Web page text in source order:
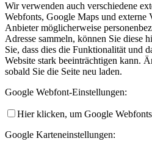
Wir verwenden auch verschiedene
Webfonts, Google Maps und externe
Anbieter möglicherweise
Adresse sammeln, können Sie diese
Sie, dass dies die Funktionalität und
Website stark beeinträchtigen kann.
sobald Sie die Seite neu laden.
Google Webfont-Einstellungen:
Hier klicken, um Google
Google Karteneinstellungen: